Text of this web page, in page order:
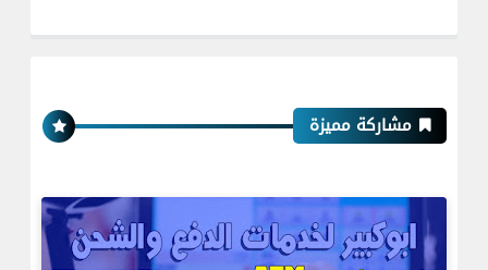
مشاركة مميزة